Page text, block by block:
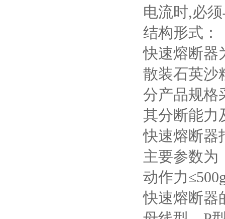
电流时,必
结构形式：
快速熔断器
散装石英沙
分产品规格
其分断能力
快速熔断器
主要参数为
动作力≤
快速熔断器